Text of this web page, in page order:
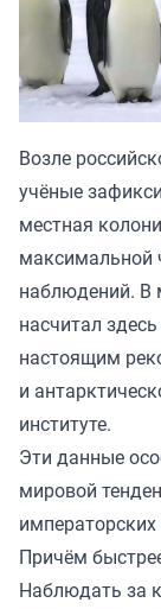
Возле
учёные
местная
максимальной
наблюдений. В
насчитал
настоящим
и
институте.
Эти данные
мировой
Причём
Наблюдать за